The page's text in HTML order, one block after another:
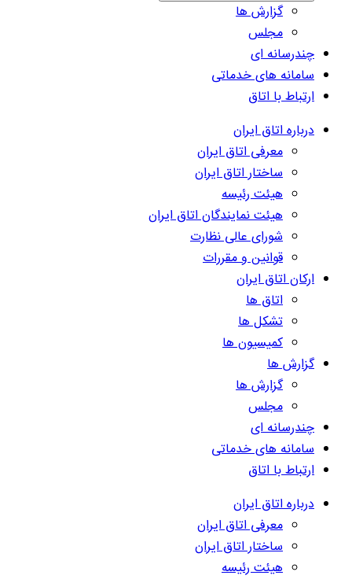
گزارش ها
مجلس
چندرسانه ای
سامانه های خدماتی
ارتباط با اتاق
درباره اتاق ایران
معرفی اتاق ایران
ساختار اتاق ایران
هیئت رئیسه
هیئت نمایندگان اتاق ایران
شورای عالی نظارت
قوانین و مقررات
ارکان اتاق ایران
اتاق ها
تشکل ها
کمیسیون ها
گزارش ها
گزارش ها
مجلس
چندرسانه ای
سامانه های خدماتی
ارتباط با اتاق
درباره اتاق ایران
معرفی اتاق ایران
ساختار اتاق ایران
هیئت رئیسه